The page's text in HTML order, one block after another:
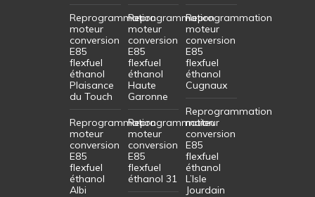
Reprogrammation
moteur
conversion
E85
flexfuel
éthanol
Plaisance
du Touch
Reprogrammation
moteur
conversion
E85
flexfuel
éthanol
Albi
Reprogrammation
moteur
conversion
E85
flexfuel
éthanol
Haute
Garonne
Reprogrammation
moteur
conversion
E85
flexfuel
éthanol 31
Reprogrammation
moteur
conversion
E85
flexfuel
éthanol
Cugnaux
Reprogrammation
moteur
conversion
E85
flexfuel
éthanol
L’Isle
Jourdain